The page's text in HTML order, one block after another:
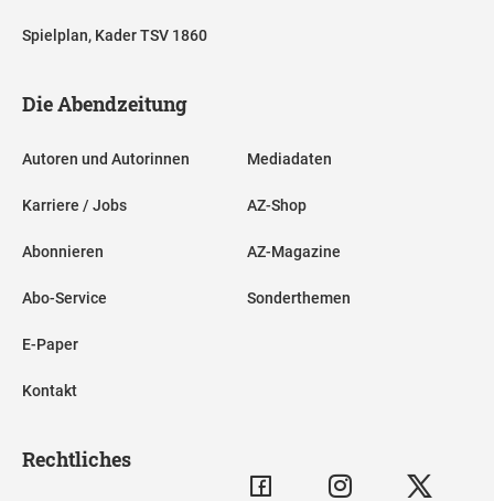
Spielplan, Kader TSV 1860
Die Abendzeitung
Autoren und Autorinnen
Karriere / Jobs
Abonnieren
Abo-Service
E-Paper
Kontakt
Mediadaten
AZ-Shop
AZ-Magazine
Sonderthemen
Rechtliches